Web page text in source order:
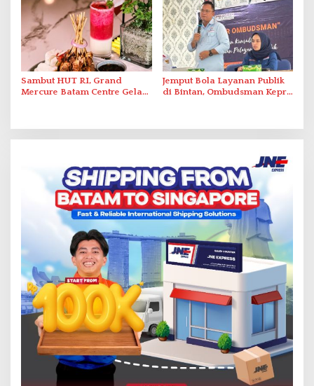
Sambut HUT RI, Grand
Mercure Batam Centre Gelar
Jemput Bola Layanan Publik
di Bintan, Ombudsman Kepri